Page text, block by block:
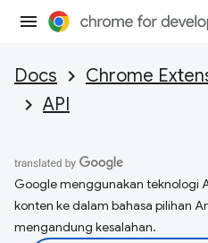
Docs Chrome
API
Google menggunakan teknologi
konten ke dalam bahasa pilihan
mengandung kesalahan.